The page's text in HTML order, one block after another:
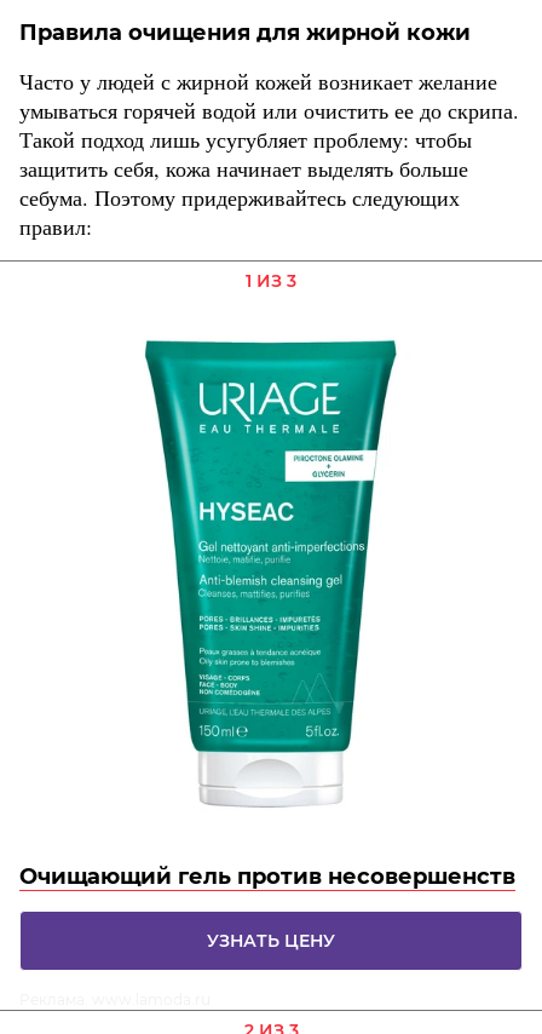
Правила очищения для жирной кожи
Часто у людей с жирной кожей возникает желание
умываться горячей водой или очистить ее до скрипа.
Такой подход лишь усугубляет проблему: чтобы
защитить себя, кожа начинает выделять больше
себума. Поэтому придерживайтесь следующих
правил:
1 ИЗ 3
Очищающий гель против несовершенств
УЗНАТЬ ЦЕНУ